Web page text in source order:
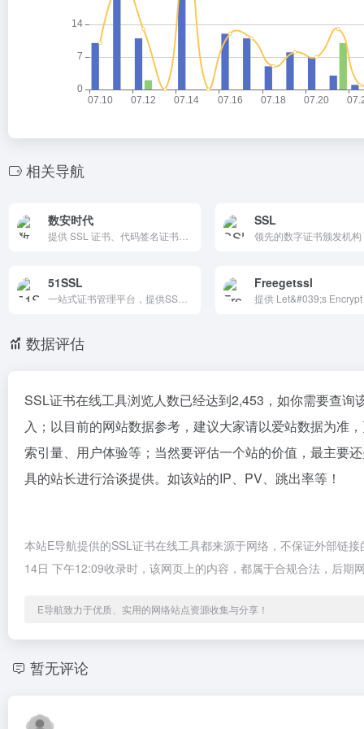
相关导航
数安时代 SSL
51SSL Freegetssl
数据评估
SSL证书在线工具浏览人数已经达到2,453，如你需要查询
入；以目前的网站数据参考，建议大家请以爱站数据为准
索引量、用户体验等；当然要评估一个站的价值，最主要
具的站长进行洽谈提供。如该站的IP、PV、跳出率等！
本站E导航提供的SSL证书在线工具都来源于网络，不保证外部链
14日 下午12:09收录时，该网页上的内容，都属于合规合法，后
E导航致力于优质、实用的网络站点资源收集与分享！
暂无评论